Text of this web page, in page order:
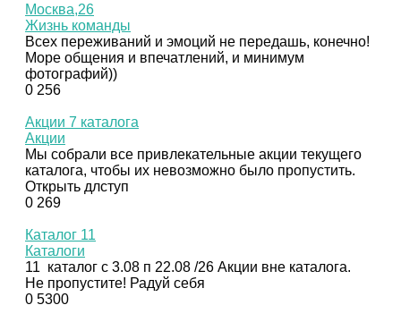
Москва,26
Жизнь команды
Всех переживаний и эмоций не передашь, конечно!
Море общения и впечатлений, и минимум
фотографий))
0 256
Акции 7 каталога
Акции
Мы собрали все привлекательные акции текущего
каталога, чтобы их невозможно было пропустить.
Открыть длступ
0 269
Каталог 11
Каталоги
11 каталог с 3.08 п 22.08 /26 Акции вне каталога.
Не пропустите! Радуй себя
0 5300